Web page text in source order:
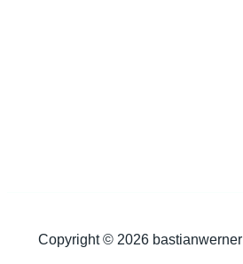
Copyright © 2026 bastianwerner